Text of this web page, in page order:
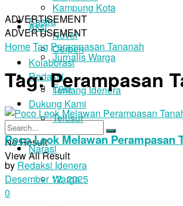
Kampung Kota
Sastra
Novel
Cerpen
Kolaborasi
Redaksi
Tentang Idenera
Dukung Kami
No Result
View All Result
Aksi
Jurnalis Warga
Foto
Telusur
Narasi
Warga
ADVERTISEMENT
ADVERTISEMENT
HomeTag Perampasan Tananah
Tag:Perampasan
Poco Leok Melawan Perampasan
by Redaksi Idenera
Desember 12, 2025
0